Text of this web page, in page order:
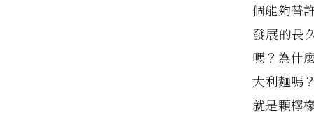
個能夠替
發展的長
嗎？為什
大利麵嗎
就是顆檸